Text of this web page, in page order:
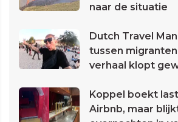
naar de situatie
Dutch Travel
tussen
verhaal klopt
Koppel boekt
Airbnb, maar